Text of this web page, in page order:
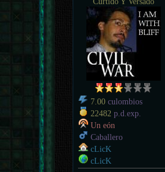
7.00 culombios
22482 p.d.exp.
Un eón
Caballero
cLicK
cLicK